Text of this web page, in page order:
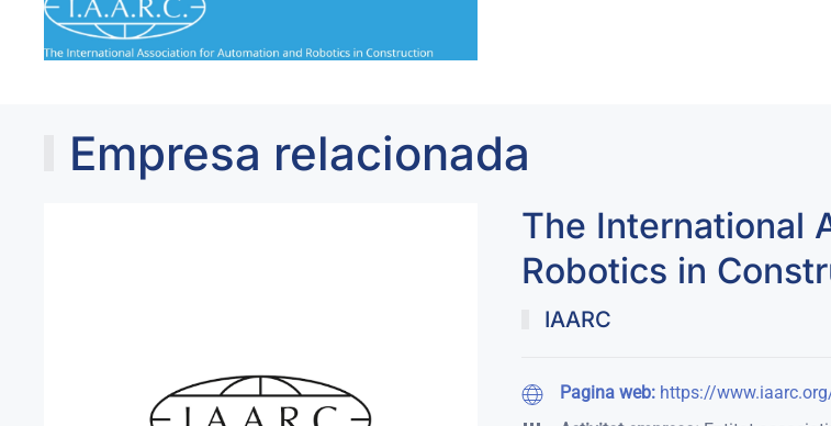
Empresa relacionada
The International
Robotics in
IAARC
Pagina web: https://